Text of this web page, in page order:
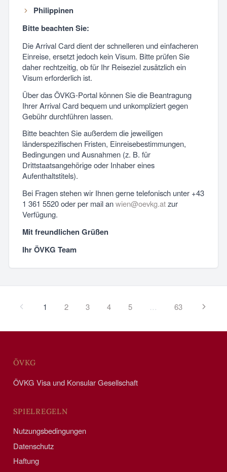
Philippinen
Bitte beachten Sie:
Die Arrival Card dient der schnelleren und einfacheren
Einreise, ersetzt jedoch kein Visum. Bitte prüfen Sie
daher rechtzeitig, ob für Ihr Reiseziel zusätzlich ein
Visum erforderlich ist.
Über das ÖVKG-Portal können Sie die Beantragung
Ihrer Arrival Card bequem und unkompliziert gegen
Gebühr durchführen lassen.
Bitte beachten Sie außerdem die jeweiligen
länderspezifischen Fristen, Einreisebestimmungen,
Bedingungen und Ausnahmen (z. B. für
Drittstaatsangehörige oder Inhaber eines
Aufenthaltstitels).
Bei Fragen stehen wir Ihnen gerne telefonisch unter +43
1 361 5520 oder per mail anwien@oevkg.atzur
Verfügung.
Mit freundlichen Grüßen
Ihr ÖVKG Team
1 2 3 4 5 … 63
ÖVKG
ÖVKG Visa und Konsular Gesellschaft
SPIELREGELN
Nutzungsbedingungen
Datenschutz
Haftung